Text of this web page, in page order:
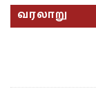
வரலாறு